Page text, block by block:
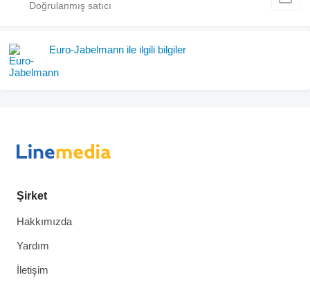
Euro-Jabelmann ile ilgili bilgiler
Şirket
Hakkımızda
Yardım
İletişim